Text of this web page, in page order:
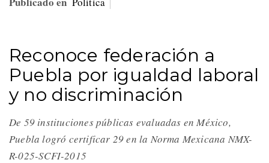
Reconoce federación a
Puebla por igualdad laboral
y no discriminación
De 59 instituciones públicas evaluadas en México,
Puebla logró certificar 29 en la Norma Mexicana NMX-
R-025-SCFI-2015